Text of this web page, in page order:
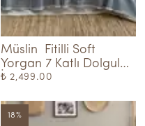
Müslin  Fitilli Soft
Yorgan 7 Katlı Dolgulu
İndigo - Battal
₺ 2,499.00
18%